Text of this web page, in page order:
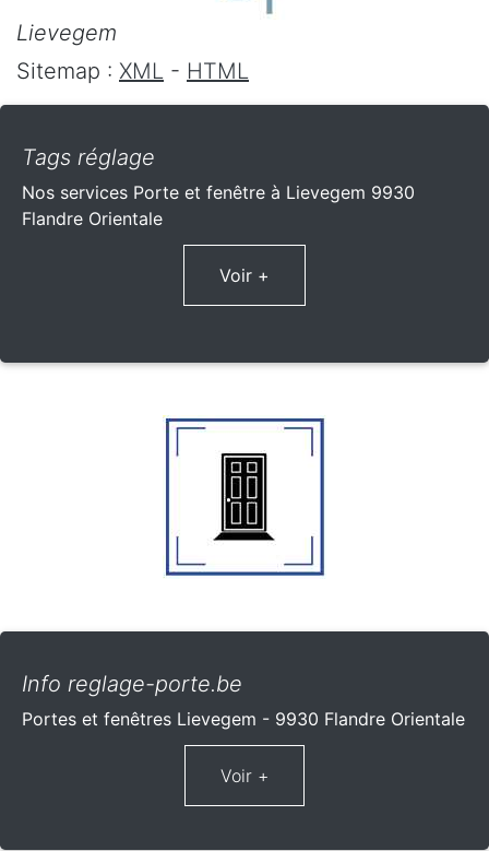
Lievegem
Sitemap : XML - HTML
Tags réglage
Nos services Porte et fenêtre à Lievegem 9930
Flandre Orientale
Voir +
Info reglage-porte.be
Portes et fenêtres Lievegem - 9930 Flandre Orientale